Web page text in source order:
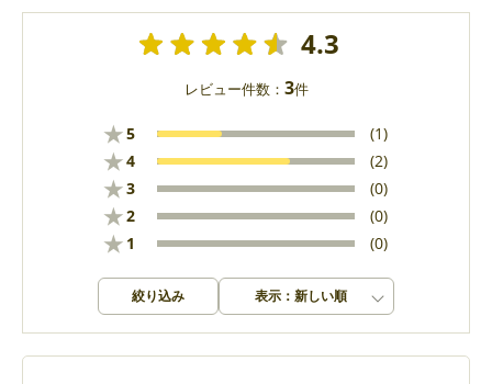
4.3
レビュー件数： 3件
★5 (1)
★4 (2)
★3 (0)
★2 (0)
★ 1 (0)
絞り込み 表示：新しい順